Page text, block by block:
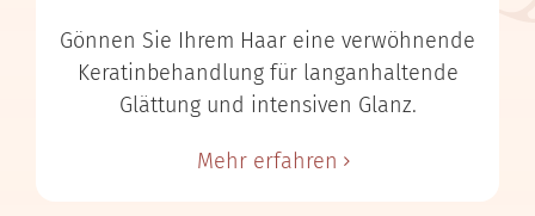
Gönnen Sie Ihrem Haar eine verwöhnende
Keratinbehandlung für langanhaltende
Glättung und intensiven Glanz.
Mehr erfahren